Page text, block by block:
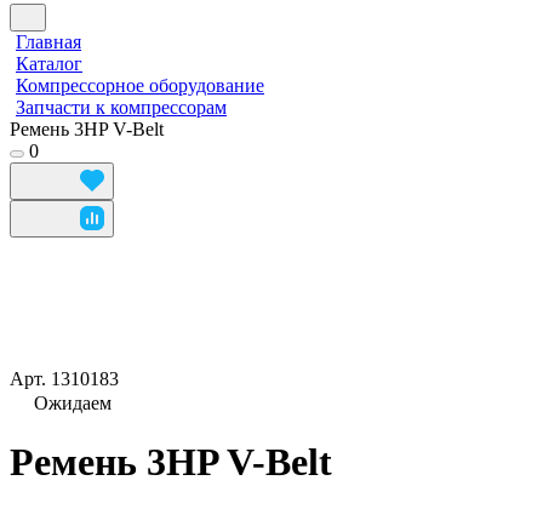
Главная
Каталог
Компрессорное оборудование
Запчасти к компрессорам
Ремень 3HP V-Belt
0
Арт. 1310183
Ожидаем
Ремень 3HP V-Belt